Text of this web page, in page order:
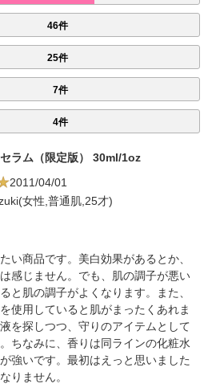
46件
25件
7件
4件
ラム（限定版） 30ml/1oz
2011/04/01
女性,普通肌,25才)
い商品です。美白効果があるとか、
感じません。でも、肌の調子が悪い
と肌の調子がよくなります。また、
使用していると肌がまったくあれま
を探しつつ、守りのアイテムとして
ちなみに、香りは同ラインの化粧水
強いです。最初はえっと思いました
りません。